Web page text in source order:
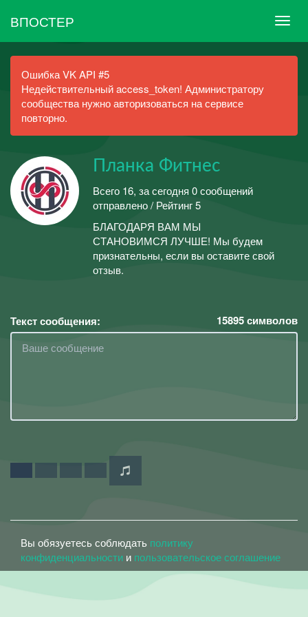
ВПОСТЕР
Ошибка VK API #5
Недействительный access_token! Администратору
сообщества нужно авторизоваться на сервисе
повторно.
Планка Фитнес
Всего 16, за сегодня 0 сообщений
отправлено / Рейтинг 5
БЛАГОДАРЯ ВАМ МЫ
СТАНОВИМСЯ ЛУЧШЕ! Мы будем
признательны, если вы оставите свой
отзыв.
Текст сообщения: 15895символов
Вы обязуетесь соблюдать политику
конфиденциальности и пользовательское соглашение